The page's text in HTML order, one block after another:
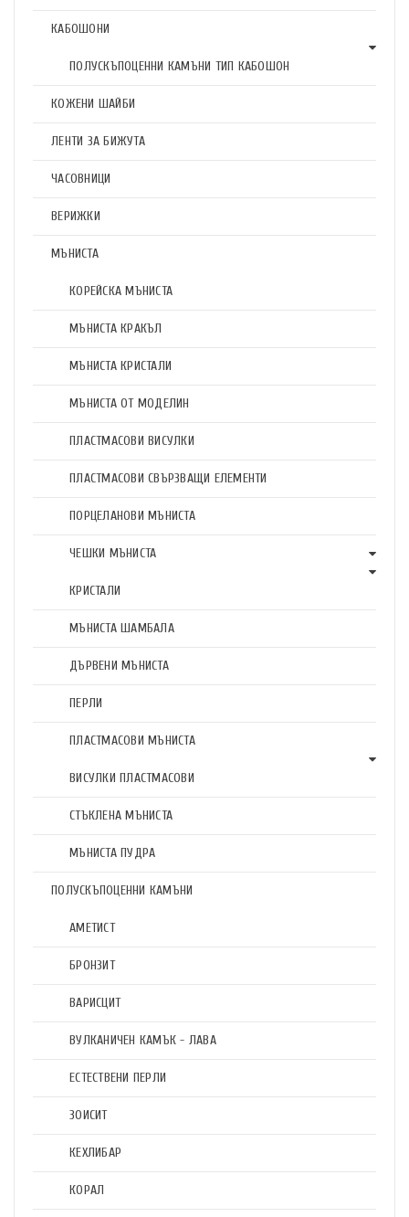
КАБОШОНИ
ПОЛУСКЪПОЦЕННИ КАМЪНИ ТИП КАБОШОН
КОЖЕНИ ШАЙБИ
ЛЕНТИ ЗА БИЖУТА
ЧАСОВНИЦИ
ВЕРИЖКИ
МЪНИСТА
КОРЕЙСКА МЪНИСТА
МЪНИСТА КРАКЪЛ
МЪНИСТА КРИСТАЛИ
МЪНИСТА ОТ МОДЕЛИН
ПЛАСТМАСОВИ ВИСУЛКИ
ПЛАСТМАСОВИ СВЪРЗВАЩИ ЕЛЕМЕНТИ
ПОРЦЕЛАНОВИ МЪНИСТА
ЧЕШКИ МЪНИСТА
КРИСТАЛИ
МЪНИСТА ШАМБАЛА
ДЪРВЕНИ МЪНИСТА
ПЕРЛИ
ПЛАСТМАСОВИ МЪНИСТА
ВИСУЛКИ ПЛАСТМАСОВИ
СТЪКЛЕНА МЪНИСТА
МЪНИСТА ПУДРА
ПОЛУСКЪПОЦЕННИ КАМЪНИ
АМЕТИСТ
БРОНЗИТ
ВАРИСЦИТ
ВУЛКАНИЧЕН КАМЪК - ЛАВА
ЕСТЕСТВЕНИ ПЕРЛИ
ЗОИСИТ
КЕХЛИБАР
КОРАЛ